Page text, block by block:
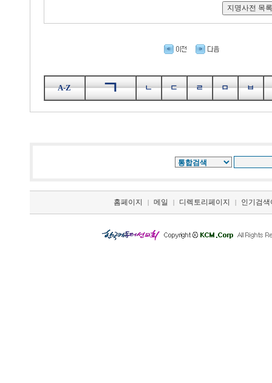
A-Z ㄱ ㄴ ㄷ ㄹ ㅁ ㅂ
홈페이지 | 메일 | 디렉토리페이지 | 인기검색